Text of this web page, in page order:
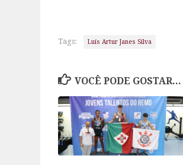
Tags: Luís Artur Janes Silva
VOCÊ PODE GOSTAR...